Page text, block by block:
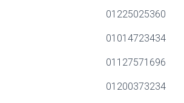
01225025360
01014723434
01127571696
01200373234